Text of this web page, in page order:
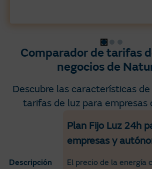
Comparador de tarifas
negocios de
Descubre las características
tarifas de luz para empresas
Criterios de comparación
Plan Fijo Luz 24h
empresas y
Descripción
El precio de la energía